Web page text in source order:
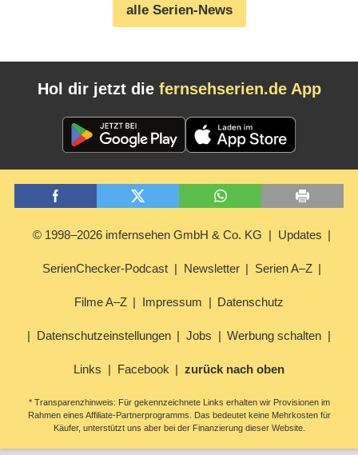
alle Serien-News
Hol dir jetzt die fernsehserien.de App
© 1998–2026 imfernsehen GmbH & Co. KG Updates
SerienChecker-Podcast Newsletter Serien A–Z
Filme A–Z Impressum Datenschutz
Datenschutzeinstellungen Jobs Werbung schalten
Links Facebook zurück nach oben
* Transparenzhinweis: Für gekennzeichnete Links erhalten wir Provisionen im
Rahmen eines Affiliate-Partnerprogramms. Das bedeutet keine Mehrkosten für
Käufer, unterstützt uns aber bei der Finanzierung dieser Website.